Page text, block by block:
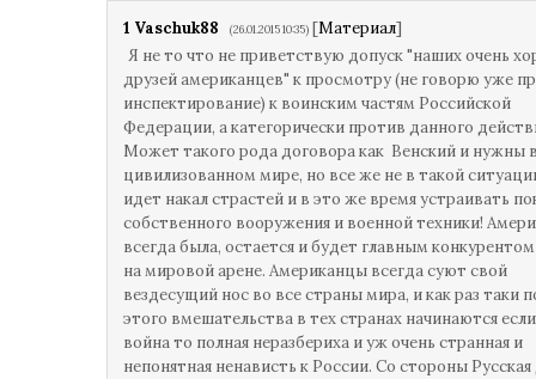
1 Vaschuk88 (26.01.2015 10:35) [Материал]
Я не то что не приветствую допуск "наших очень
друзей американцев" к просмотру (не говорю уже
инспектирование) к воинским частям Российской
Федерации, а категорически против данного
Может такого рода договора как Венский и нужны
цивилизованном мире, но все же не в такой
идет накал страстей и в это же время устраивать
собственного вооружения и военной техники!
всегда была, остается и будет главным
на мировой арене. Американцы всегда суют свой
вездесущий нос во все страны мира, и как раз таки
этого вмешательства в тех странах начинаются
война то полная неразбериха и уж очень странная и
непонятная ненависть к России. Со стороны